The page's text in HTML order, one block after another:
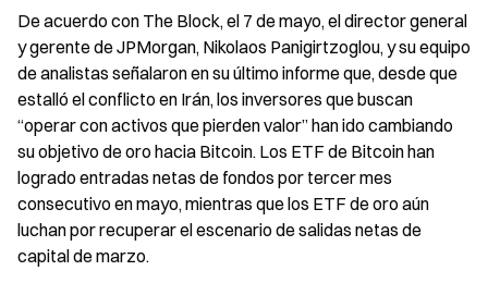
De acuerdo con The Block, el 7 de mayo, el director general
y gerente de JPMorgan, Nikolaos Panigirtzoglou, y su equipo
de analistas señalaron en su último informe que, desde que
estalló el conflicto en Irán, los inversores que buscan
“operar con activos que pierden valor” han ido cambiando
su objetivo de oro hacia Bitcoin. Los ETF de Bitcoin han
logrado entradas netas de fondos por tercer mes
consecutivo en mayo, mientras que los ETF de oro aún
luchan por recuperar el escenario de salidas netas de
capital de marzo.